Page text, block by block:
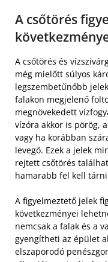
A csőtörés
A csőtörés és
még mielőtt súlyos
legszembetűnőbb
falakon megjelenő
megnövekedett
vízóra akkor is pörög,
vagy ha korábban
levegő. Ezek a jelek
rejtett csőtörés
hamarabb fel kell
A figyelmeztető jelek
következményei
nemcsak a falak és a
gyengítheti az épület
elszaporodó